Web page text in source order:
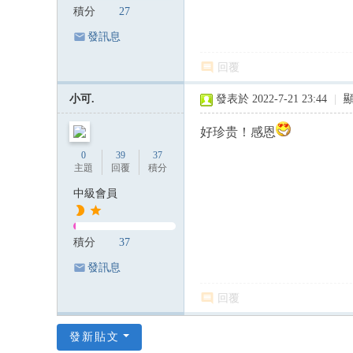
積分 27
發訊息
回覆
小可.
0
主題
39
回覆
37
積分
中級會員
積分 37
發訊息
發表於 2022-7-21 23:44
好珍贵！感恩
回覆
發新貼文